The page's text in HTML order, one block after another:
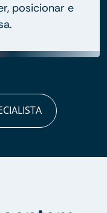
posicionar e